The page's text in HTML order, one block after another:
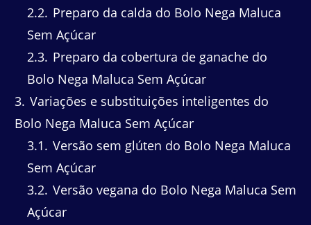
2.2 Preparo da calda do Bolo Nega Maluca
Sem Açúcar
2.3 Preparo da cobertura de ganache do
Bolo Nega Maluca Sem Açúcar
3 Variações e substituições inteligentes do
Bolo Nega Maluca Sem Açúcar
3.1
Versão sem glúten do Bolo Nega Maluca
Sem Açúcar
3.2 Versão vegana do Bolo Nega Maluca Sem
Açúcar